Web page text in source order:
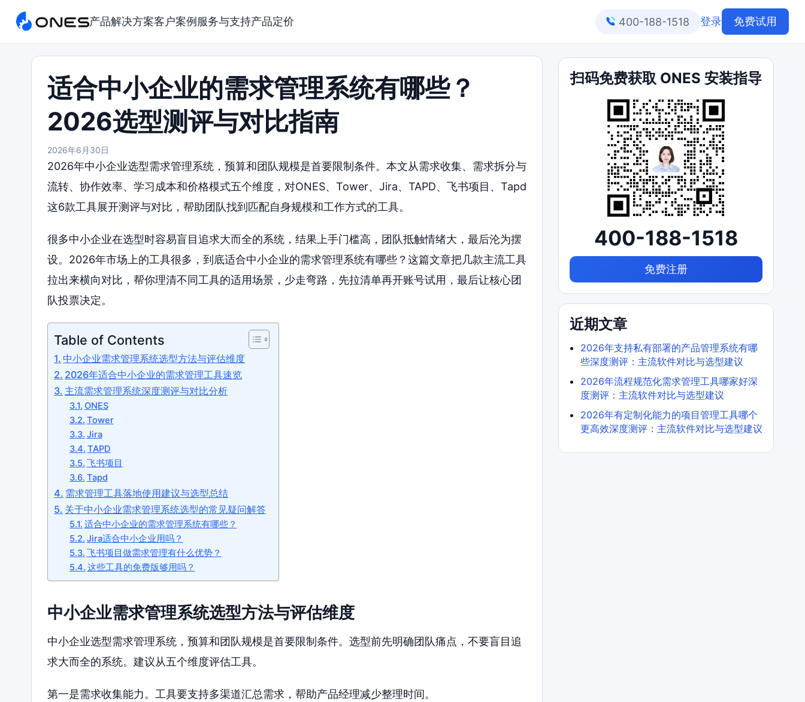
产品解决方案客户案例 服务与支持产品定价 400-188-1518 登录 免费试用
适合中小企业的需求管理系统有哪些？
2026选型测评与对比指南
2026年6月30日
2026年中小企业选型需求管理系统，预算和团队规模是首要限制条件。本文从需求收集、需求拆分与
流转、协作效率、学习成本和价格模式五个维度，对ONES、Tower、Jira、TAPD、飞书项目、Tapd
这6款工具展开测评与对比，帮助团队找到匹配自身规模和工作方式的工具。
很多中小企业在选型时容易盲目追求大而全的系统，结果上手门槛高，团队抵触情绪大，最后沦为摆
设。2026年市场上的工具很多，到底适合中小企业的需求管理系统有哪些？这篇文章把几款主流工具
拉出来横向对比，帮你理清不同工具的适用场景，少走弯路，先拉清单再开账号试用，最后让核心团
队投票决定。
Table of Contents
中小企业需求管理系统选型方法与评估维度
2026年适合中小企业的需求管理工具速览
主流需求管理系统深度测评与对比分析
ONES
Tower
Jira
TAPD
飞书项目
Tapd
需求管理工具落地使用建议与选型总结
关于中小企业需求管理系统选型的常见疑问解答
适合中小企业的需求管理系统有哪些？
Jira适合中小企业用吗？
飞书项目做需求管理有什么优势？
这些工具的免费版够用吗？
中小企业需求管理系统选型方法与评估维度
中小企业选型需求管理系统，预算和团队规模是首要限制条件。选型前先明确团队痛点，不要盲目追
求大而全的系统。建议从五个维度评估工具。
第一是需求收集能力。工具要支持多渠道汇总需求，帮助产品经理减少整理时间。
扫码免费获取 ONES 安装指导
400-188-1518
免费注册
近期文章
2026年支持私有部署的产品管理系统有哪
些深度测评：主流软件对比与选型建议
2026年流程规范化需求管理工具哪家好深
度测评：主流软件对比与选型建议
2026年有定制化能力的项目管理工具哪个
更高效深度测评：主流软件对比与选型建议